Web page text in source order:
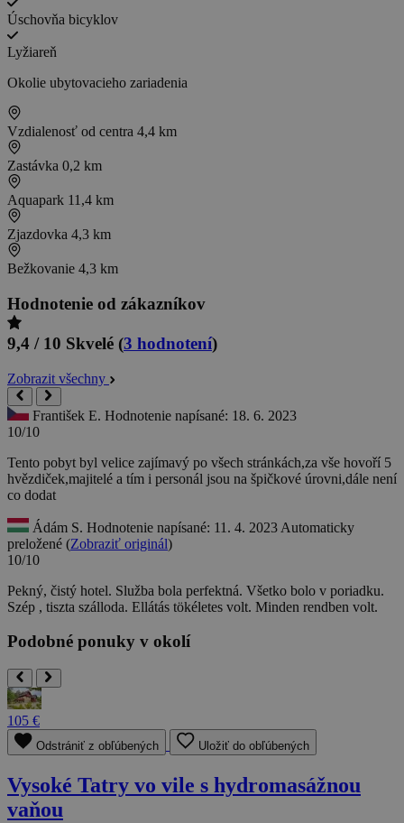
Úschovňa bicyklov
Lyžiareň
Okolie ubytovacieho zariadenia
Vzdialenosť od centra 4,4 km
Zastávka 0,2 km
Aquapark 11,4 km
Zjazdovka 4,3 km
Bežkovanie 4,3 km
Hodnotenie od zákazníkov
9,4 / 10 Skvelé (3 hodnotení)
Zobrazit všechny
František E. Hodnotenie napísané: 18. 6. 2023
10/10
Tento pobyt byl velice zajímavý po všech stránkách,za vše hovoří 5
hvězdiček,majitelé a tím i personál jsou na špičkové úrovni,dále není
co dodat
Ádám S. Hodnotenie napísané: 11. 4. 2023 Automaticky
preložené (Zobraziť originál)
10/10
Pekný, čistý hotel. Služba bola perfektná. Všetko bolo v poriadku.
Szép , tiszta szálloda. Ellátás tökéletes volt. Minden rendben volt.
Podobné ponuky v okolí
105 €
Odstrániť z obľúbených Uložiť do obľúbených
Vysoké Tatry vo vile s hydromasážnou
vaňou